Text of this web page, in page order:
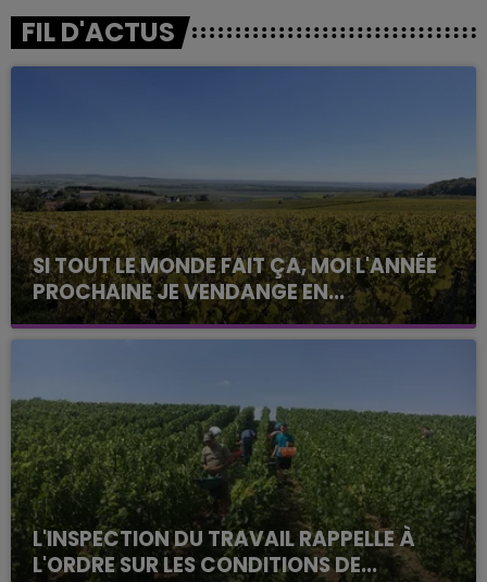
FIL D'ACTUS
SI TOUT LE MONDE FAIT ÇA, MOI L'ANNÉE
PROCHAINE JE VENDANGE EN...
La vendange en Champagne a débuté ce jeudi 6
août dans la commune de Montgueux (Aube). Du
L'INSPECTION DU TRAVAIL RAPPELLE À
L'ORDRE SUR LES CONDITIONS DE...